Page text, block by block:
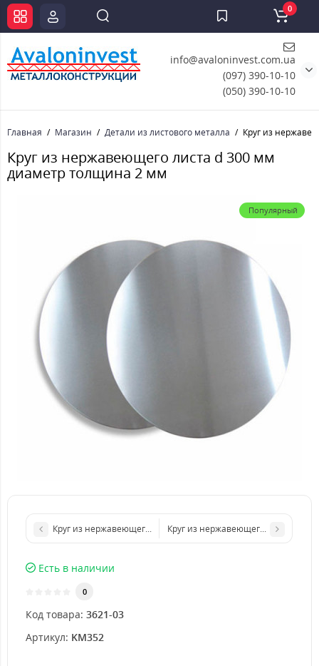
info@avaloninvest.com.ua
(097) 390-10-10
(050) 390-10-10
0
Главная Магазин Детали из листового металла Круг из
Круг из нержавеющего листа d 300 мм
диаметр толщина 2 мм
Популярный
Круг из нержавеющего листа d 200 мм диаметр толщина 2 мм
Круг из нержавеющего листа d
Есть в наличии
0
Код товара: 3621-03
Артикул: KM352